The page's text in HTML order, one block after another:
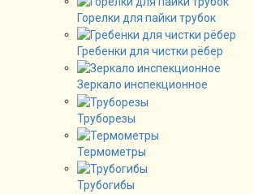
Горелки для пайки трубок
Гребенки для чистки рёбер
Зеркало инспекционное
Труборезы
Термометры
Трубогибы